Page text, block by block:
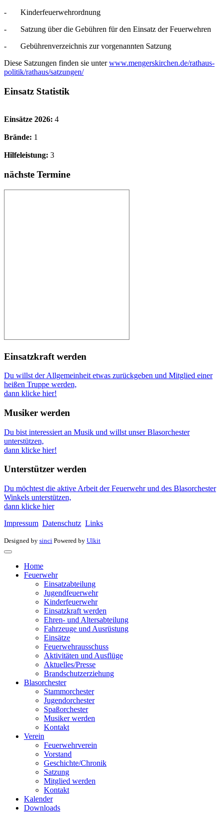
- Kinderfeuerwehrordnung
- Satzung über die Gebühren für den Einsatz der Feuerwehren
- Gebührenverzeichnis zur vorgenannten Satzung
Diese Satzungen finden sie unterwww.mengerskirchen.de/rathaus-
politik/rathaus/satzungen/
Einsatz Statistik
Einsätze 2026: 4
Brände: 1
Hilfeleistung: 3
nächste Termine
Einsatzkraft werden
Du willst der Allgemeinheit etwas zurückgeben und Mitglied einer
heißen Truppe werden,
dann klicke hier!
Musiker werden
Du bist interessiert an Musik und willst unser Blasorchester
unterstützen,
dann klicke hier!
Unterstützer werden
Du möchtest die aktive Arbeit der Feuerwehr und des Blasorchester
Winkels unterstützen,
dann klicke hier
Impressum Datenschutz Links
Designed by sinci Powered by Ulkit
Home
Feuerwehr
Einsatzabteilung
Jugendfeuerwehr
Kinderfeuerwehr
Einsatzkraft werden
Ehren- und Altersabteilung
Fahrzeuge und Ausrüstung
Einsätze
Feuerwehrausschuss
Aktivitäten und Ausflüge
Aktuelles/Presse
Brandschutzerziehung
Blasorchester
Stammorchester
Jugendorchester
Spaßorchester
Musiker werden
Kontakt
Verein
Feuerwehrverein
Vorstand
Geschichte/Chronik
Satzung
Mitglied werden
Kontakt
Kalender
Downloads